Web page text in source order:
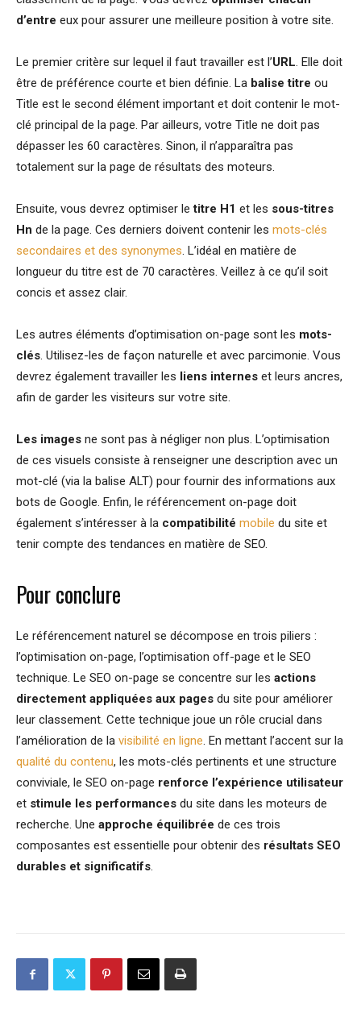
d’entre eux pour assurer une meilleure position à votre site.
Le premier critère sur lequel il faut travailler est l’URL. Elle doit
être de préférence courte et bien définie. La balise titre ou
Title est le second élément important et doit contenir le mot-
clé principal de la page. Par ailleurs, votre Title ne doit pas
dépasser les 60 caractères. Sinon, il n’apparaîtra pas
totalement sur la page de résultats des moteurs.
Ensuite, vous devrez optimiser letitre H1 et les sous-titres
Hn de la page. Ces derniers doivent contenir les mots-clés
secondaires et des synonymes. L’idéal en matière de
longueur du titre est de 70 caractères. Veillez à ce qu’il soit
concis et assez clair.
Les autres éléments d’optimisation on-page sont les mots-
clés. Utilisez-les de façon naturelle et avec parcimonie. Vous
devrez également travailler les liens internes et leurs ancres,
afin de garder les visiteurs sur votre site.
Les images ne sont pas à négliger non plus. L’optimisation
de ces visuels consiste à renseigner une description avec un
mot-clé (via la balise ALT) pour fournir des informations aux
bots de Google. Enfin, le référencement on-page doit
également s’intéresser à la compatibilité mobile du site et
tenir compte des tendances en matière de SEO.
Pour conclure
Le référencement naturel se décompose en trois piliers :
l’optimisation on-page, l’optimisation off-page et le SEO
technique. Le SEO on-page se concentre sur les actions
directement appliquées aux pages du site pour améliorer
leur classement. Cette technique joue un rôle crucial dans
l’amélioration de la visibilité en ligne. En mettant l’accent sur la
qualité du contenu, les mots-clés pertinents et une structure
conviviale, le SEO on-page renforce l’expérience utilisateur
et stimule les performances du site dans les moteurs de
recherche. Une approche équilibrée de ces trois
composantes est essentielle pour obtenir des résultats SEO
durables et significatifs.